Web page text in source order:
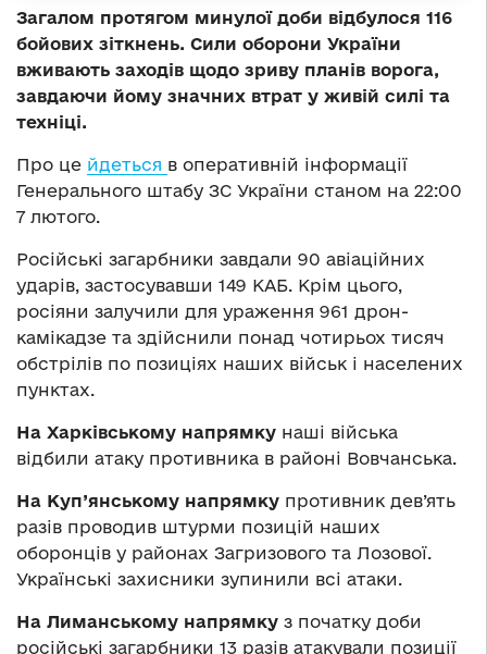
Загалом протягом минулої доби відбулося 116
бойових зіткнень. Сили оборони України
вживають заходів щодо зриву планів ворога,
завдаючи йому значних втрат у живій силі та
техніці.
Про це йдеться в оперативній інформації
Генерального штабу ЗС України станом на 22:00
7 лютого.
Російські загарбники завдали 90 авіаційних
ударів, застосувавши 149 КАБ. Крім цього,
росіяни залучили для ураження 961 дрон-
камікадзе та здійснили понад чотирьох тисяч
обстрілів по позиціях наших військ і населених
пунктах.
На Харківському напрямку наші війська
відбили атаку противника в районі Вовчанська.
На Куп’янському напрямку противник дев’ять
разів проводив штурми позицій наших
оборонців у районах Загризового та Лозової.
Українські захисники зупинили всі атаки.
На Лиманському напрямку з початку доби
російські загарбники 13 разів атакували позиції